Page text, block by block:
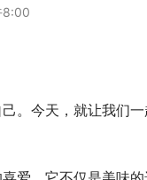
8:00
。今天，就让我们